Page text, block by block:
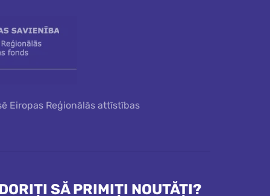
Eiropas Reģionālās attīstības
SĂ PRIMIȚI NOUTĂȚI?